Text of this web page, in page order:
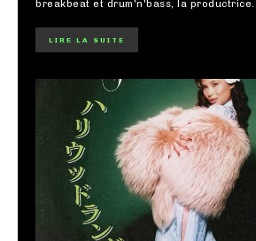
breakbeat et drum'n'bass, la productrice...
LIRE LA SUITE